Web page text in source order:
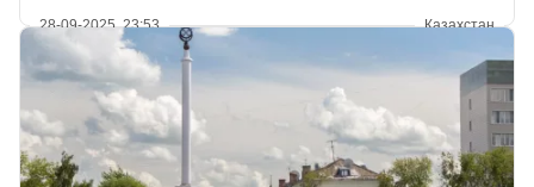
28-09-2025, 23:53 Казахстан